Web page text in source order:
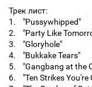
Трек лист:
1. "Pussywhipped"
2. "Party Like
3. "Gloryhole"
4. "Bukkake Tears"
5. "Gangbang at the
6. "Ten Strikes You're